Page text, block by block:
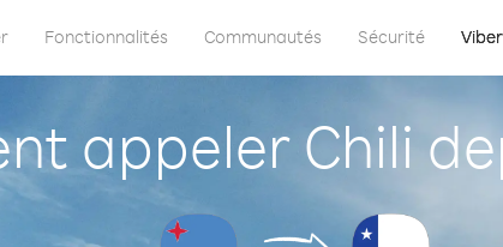
Fonctionnalités Communautés Sécurité
appeler Chili